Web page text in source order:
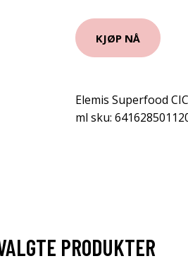
KJØP NÅ
Elemis Superfood
ml sku:
PRODUKTER